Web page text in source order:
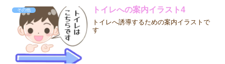
その他 トイレへの案内イラスト4
トイレへ誘導するための案内イラストで
す